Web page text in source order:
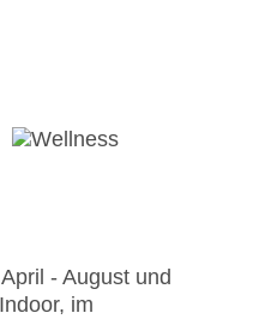
- August und
im